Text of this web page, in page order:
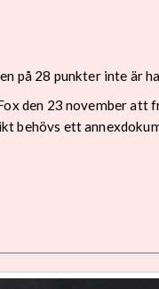
på 28 punkter inte är
den 23 november
ett